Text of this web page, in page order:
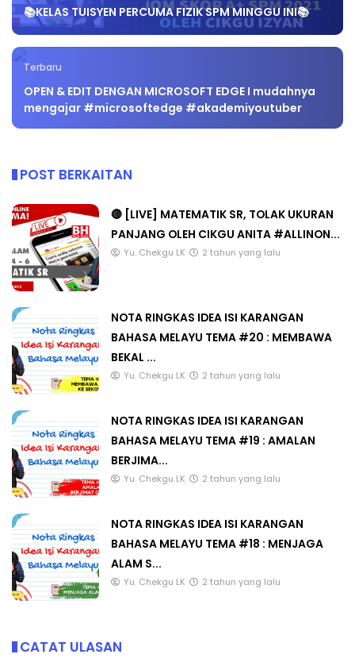
📚KELAS TUISYEN PERCUMA FIZIK SPM MINGGU INI📚
Terbaru
OPEN & EDIT DENGAN MICROSOFT EDGE I mudahnya
mengajar #microsoftedge #akademiyoutuber
POST BERKAITAN
🔴 [LIVE] MATEMATIK SR, TOLAK UKURAN
PANJANG OLEH CIKGU ANITA #ALLINON...
Yu. Chekgu LK 2 tahun yang lalu
NOTA RINGKAS IDEA ISI KARANGAN
BAHASA MELAYU TEMA #20 : MEMBAWA
BEKAL ...
Yu. Chekgu LK 2 tahun yang lalu
NOTA RINGKAS IDEA ISI KARANGAN
BAHASA MELAYU TEMA #19 : AMALAN
BERJIMA...
Yu. Chekgu LK 2 tahun yang lalu
NOTA RINGKAS IDEA ISI KARANGAN
BAHASA MELAYU TEMA #18 : MENJAGA
ALAM S...
Yu. Chekgu LK 2 tahun yang lalu
CATAT ULASAN